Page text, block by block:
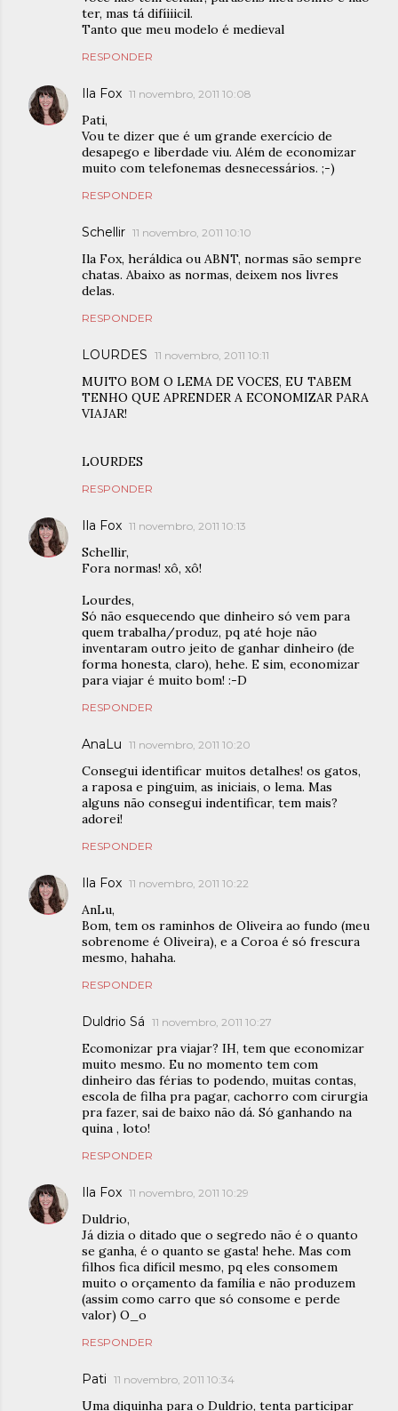
ter, mas tá difíiiicil.
Tanto que meu modelo é medieval
RESPONDER
Ila Fox 11 novembro, 2011 10:08
Pati,
Vou te dizer que é um grande exercício de
desapego e liberdade viu. Além de economizar
muito com telefonemas desnecessários. ;-)
RESPONDER
Schellir 11 novembro, 2011 10:10
Ila Fox, heráldica ou ABNT, normas são sempre
chatas. Abaixo as normas, deixem nos livres
delas.
RESPONDER
LOURDES 11 novembro, 2011 10:11
MUITO BOM O LEMA DE VOCES, EU TABEM
TENHO QUE APRENDER A ECONOMIZAR PARA
VIAJAR!
LOURDES
RESPONDER
Ila Fox 11 novembro, 2011 10:13
Schellir,
Fora normas! xô, xô!
Lourdes,
Só não esquecendo que dinheiro só vem para
quem trabalha/produz, pq até hoje não
inventaram outro jeito de ganhar dinheiro (de
forma honesta, claro), hehe. E sim, economizar
para viajar é muito bom! :-D
RESPONDER
AnaLu 11 novembro, 2011 10:20
Consegui identificar muitos detalhes! os gatos,
a raposa e pinguim, as iniciais, o lema. Mas
alguns não consegui indentificar, tem mais?
adorei!
RESPONDER
Ila Fox 11 novembro, 2011 10:22
AnLu,
Bom, tem os raminhos de Oliveira ao fundo (meu
sobrenome é Oliveira), e a Coroa é só frescura
mesmo, hahaha.
RESPONDER
Duldrio Sá 11 novembro, 2011 10:27
Ecomonizar pra viajar? IH, tem que economizar
muito mesmo. Eu no momento tem com
dinheiro das férias to podendo, muitas contas,
escola de filha pra pagar, cachorro com cirurgia
pra fazer, sai de baixo não dá. Só ganhando na
quina , loto!
RESPONDER
Ila Fox 11 novembro, 2011 10:29
Duldrio,
Já dizia o ditado que o segredo não é o quanto
se ganha, é o quanto se gasta! hehe. Mas com
filhos fica difícil mesmo, pq eles consomem
muito o orçamento da família e não produzem
(assim como carro que só consome e perde
valor) O_o
RESPONDER
Pati 11 novembro, 2011 10:34
Uma diquinha para o Duldrio, tenta participar